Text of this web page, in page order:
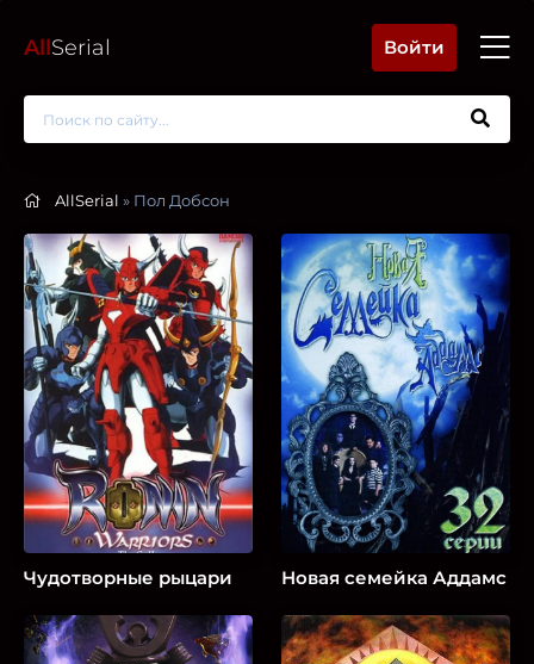
AllSerial Войти
AllSerial » Пол Добсон
Чудотворные рыцари Новая семейка Аддамс